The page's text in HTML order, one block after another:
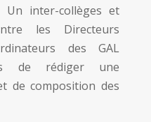
Un inter-collèges et
les Directeurs
des GAL
de rédiger une
de composition des